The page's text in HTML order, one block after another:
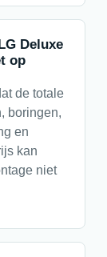
Deluxe
op
de totale
boringen,
en
kan
niet